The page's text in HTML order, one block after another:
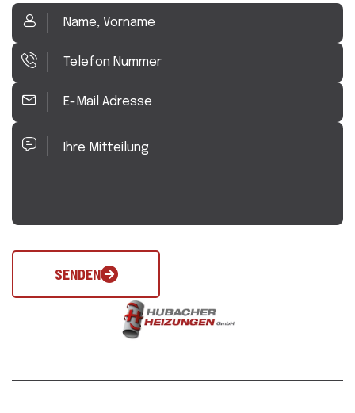
SENDEN